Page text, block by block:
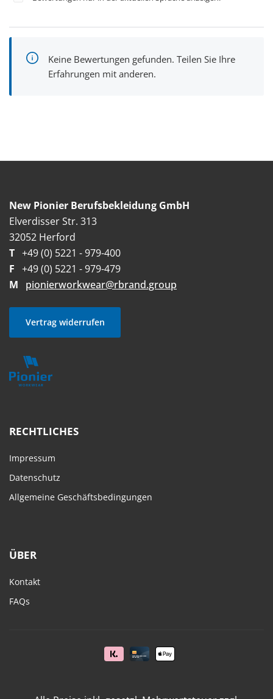
Keine Bewertungen gefunden. Teilen Sie Ihre
Erfahrungen mit anderen.
New Pionier Berufsbekleidung GmbH
Elverdisser Str. 313
32052 Herford
T +49 (0) 5221 - 979-400
F +49 (0) 5221 - 979-479
M
pionierworkwear@rbrand.group
Vertrag widerrufen
RECHTLICHES
Impressum
Datenschutz
Allgemeine Geschäftsbedingungen
ÜBER
Kontakt
FAQs